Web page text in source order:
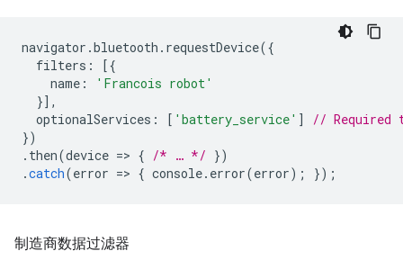
navigator .bluetooth . requestDevice({
filters :
[{
name :
'Francois robot'
}],
optionalServices : [ 'battery_service' ]
// Required
})
. then(device => { /* … */ })
.catch(error => { console. error(error); });
制造商数据过滤器